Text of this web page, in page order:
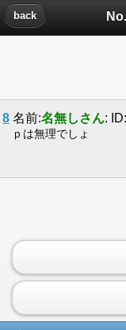
back
8 名前:名無しさん:
ｐは無理でしょ